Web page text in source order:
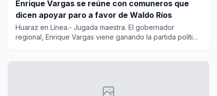
Enrique Vargas se reúne con comuneros que
dicen apoyar paro a favor de Waldo Ríos
Huaraz en Línea.- Jugada maestra. El gobernador
regional, Enrique Vargas viene ganando la partida política